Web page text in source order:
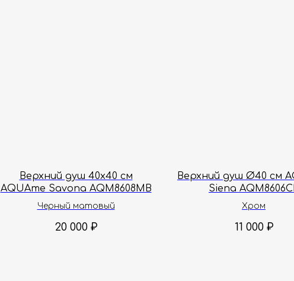
Верхний душ 40х40 см
AQUAme Savona AQM8608MB
Черный матовый
20 000 ₽
Верхний душ Ø40 см
Siena
Хром
11 000 ₽